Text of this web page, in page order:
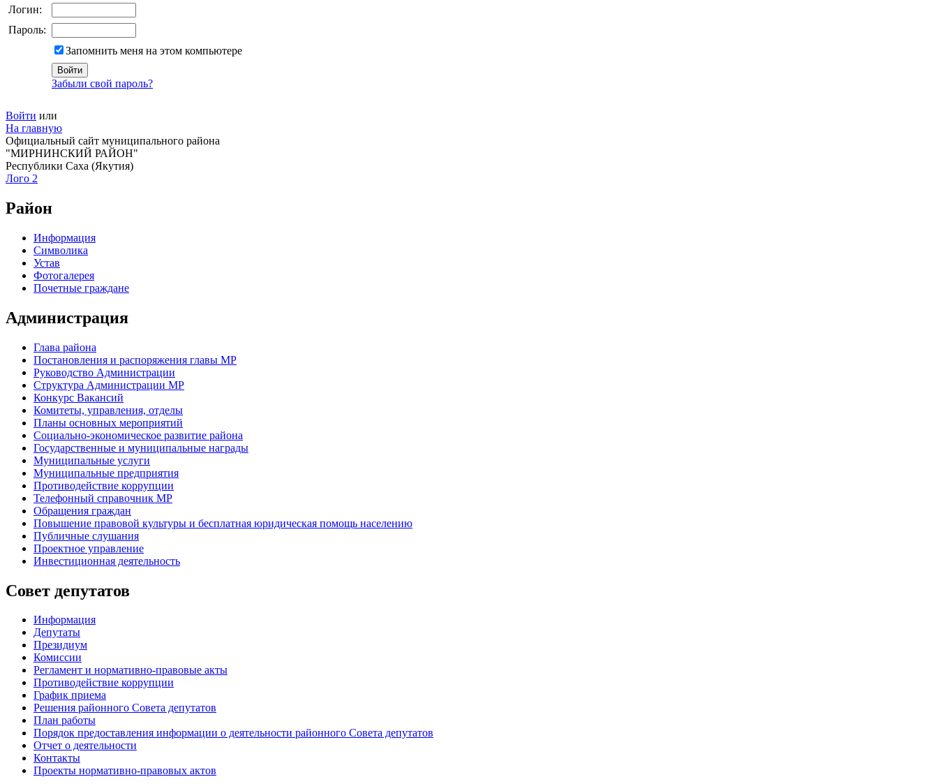
Логин:
Пароль:
Запомнить меня на этом компьютере
Забыли свой пароль?
Войти или
На главную
Официальный сайт муниципального района
"МИРНИНСКИЙ РАЙОН"
Республики Саха (Якутия)
Лого 2
Район
Информация
Символика
Устав
Фотогалерея
Почетные граждане
Администрация
Глава района
Постановления и распоряжения главы МР
Руководство Администрации
Структура Администрации МР
Конкурс Вакансий
Комитеты, управления, отделы
Планы основных мероприятий
Социально-экономическое развитие района
Государственные и муниципальные награды
Муниципальные услуги
Муниципальные предприятия
Противодействие коррупции
Телефонный справочник МР
Обращения граждан
Повышение правовой культуры и бесплатная юридическая помощь населению
Публичные слушания
Проектное управление
Инвестиционная деятельность
Совет депутатов
Информация
Депутаты
Президиум
Комиссии
Регламент и нормативно-правовые акты
Противодействие коррупции
График приема
Решения районного Совета депутатов
План работы
Порядок предоставления информации о деятельности районного Совета депутатов
Отчет о деятельности
Контакты
Проекты нормативно-правовых актов